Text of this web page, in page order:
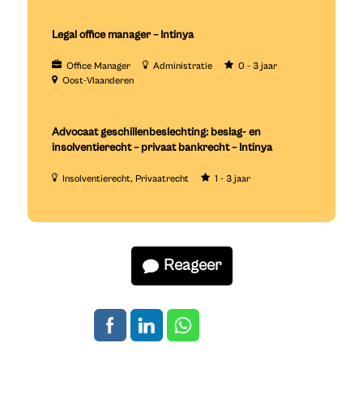
Legal office manager – Intinya
Office Manager Administratie
0 - 3 jaar
Oost-Vlaanderen
Advocaat geschillenbeslechting: beslag- en
insolventierecht – privaat bankrecht – Intinya
Insolventierecht Privaatrecht 1 - 3 jaar
Reageer